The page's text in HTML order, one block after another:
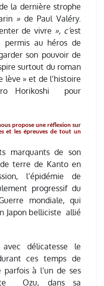
la dernière strophe
» de Paul Valéry.
de vivre », c’est
au héros de
son pouvoir de
surtout du roman
lève » et de l’histoire
Horikoshi pour
proposeune réflexion sur
et les épreuves de tout un
marquants de son
terre de Kanto en
l’épidémie de
progressif du
mondiale, qui
Japon belliciste allié
délicatesse le
ces temps de
à l’un de ses
Ozu, dans sa